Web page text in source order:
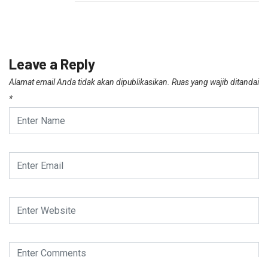
Leave a Reply
Alamat email Anda tidak akan dipublikasikan. Ruas yang wajib ditandai
*